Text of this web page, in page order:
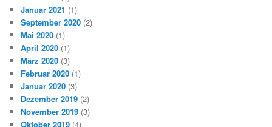
Januar 2021 (1)
September 2020 (2)
Mai 2020 (1)
April 2020 (1)
März 2020 (3)
Februar 2020 (1)
Januar 2020 (3)
Dezember 2019 (2)
November 2019 (3)
Oktober 2019 (4)